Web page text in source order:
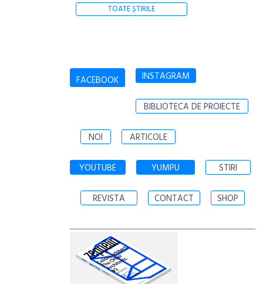
TOATE ȘTIRILE
FACEBOOK INSTAGRAM
BIBLIOTECA DE PROIECTE
NOI ARTICOLE
YOUTUBE YUMPU STIRI
REVISTA CONTACT SHOP